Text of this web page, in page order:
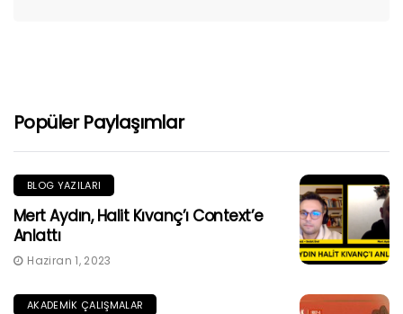
Popüler Paylaşımlar
BLOG YAZILARI
Mert Aydın, Halit Kıvanç’ı Context’e
Anlattı
Haziran 1, 2023
AKADEMIK ÇALIŞMALAR